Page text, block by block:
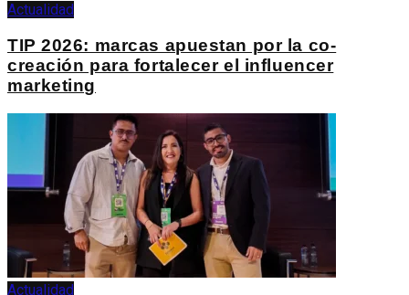
Actualidad
TIP 2026: marcas apuestan por la co-
creación para fortalecer el influencer
marketing
Actualidad